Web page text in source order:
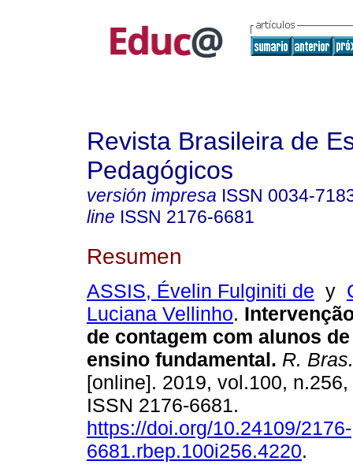
Revista Brasileira de
Pedagógicos
versión impresa ISSN 0034-
line ISSN 2176-6681
Resumen
ASSIS, Évelin Fulginiti de y
Luciana Vellinho.
de contagem com alunos de
ensino fundamental. R.
[online]. 2019, vol.100,
ISSN 2176-6681.
https://doi.org/10.24109/2176-
6681.rbep.100i256.4220.